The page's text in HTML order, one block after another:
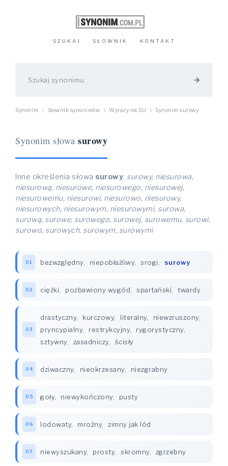
SZUKAJ SŁOWNIK KONTAKT
arrow_forward
Synonim \ Słownik synonimów \ Wyrazy na SU \ Synonim surowy
Synonim słowa surowy
Inne określenia słowa surowy: surowy, niesurowa,
niesurową, niesurowe, niesurowego, niesurowej,
niesurowemu, niesurowi, niesurowo, niesurowy,
niesurowych, niesurowym, niesurowymi, surowa,
surową, surowe, surowego, surowej, surowemu, surowi,
surowo, surowych, surowym, surowymi
01 bezwzględny, niepobłażliwy, srogi surowy
02 ciężki pozbawiony wygód spartański twardy
03
drastyczny, kurczowy, literalny, niewzruszony,
pryncypialny, restrykcyjny, rygorystyczny,
sztywny, zasadniczy, ścisły
04 dziwaczny, nieokrzesany, niezgrabny
05 goły, niewykończony, pusty
06 lodowaty, mroźny, zimny jak lód
07 niewyszukany, prosty, skromny, zgrzebny